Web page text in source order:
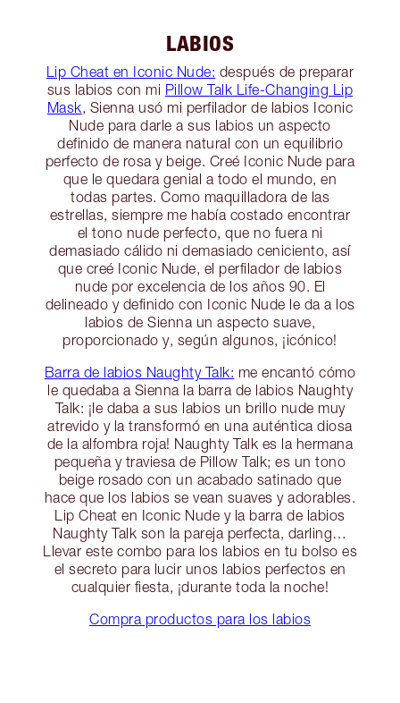
LABIOS
Lip Cheat en Iconic Nude: después de preparar
sus labios con mi Pillow Talk Life-Changing Lip
Mask, Sienna usó mi perfilador de labios Iconic
Nude para darle a sus labios un aspecto
definido de manera natural con un equilibrio
perfecto de rosa y beige. Creé Iconic Nude para
que le quedara genial a todo el mundo, en
todas partes. Como maquilladora de las
estrellas, siempre me había costado encontrar
el tono nude perfecto, que no fuera ni
demasiado cálido ni demasiado ceniciento, así
que creé Iconic Nude, el perfilador de labios
nude por excelencia de los años 90. El
delineado y definido con Iconic Nude le da a los
labios de Sienna un aspecto suave,
proporcionado y, según algunos, ¡icónico!
Barra de labios Naughty Talk: me encantó cómo
le quedaba a Sienna la barra de labios Naughty
Talk: ¡le daba a sus labios un brillo nude muy
atrevido y la transformó en una auténtica diosa
de la alfombra roja! Naughty Talk es la hermana
pequeña y traviesa de Pillow Talk; es un tono
beige rosado con un acabado satinado que
hace que los labios se vean suaves y adorables.
Lip Cheat en Iconic Nude y la barra de labios
Naughty Talk son la pareja perfecta, darling…
Llevar este combo para los labios en tu bolso es
el secreto para lucir unos labios perfectos en
cualquier fiesta, ¡durante toda la noche!
Compra productos para los labios